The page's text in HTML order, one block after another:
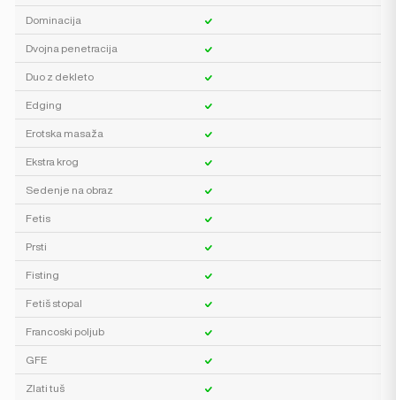
Dominacija
Dvojna penetracija
Duo z dekleto
Edging
Erotska masaža
Ekstra krog
Sedenje na obraz
Fetis
Prsti
Fisting
Fetiš stopal
Francoski poljub
GFE
Zlati tuš